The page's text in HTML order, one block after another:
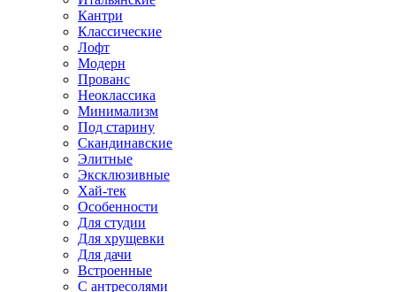
Кантри
Классические
Лофт
Модерн
Прованс
Неоклассика
Минимализм
Под старину
Скандинавские
Элитные
Эксклюзивные
Хай-тек
Особенности
Для студии
Для хрущевки
Для дачи
Встроенные
С антресолями